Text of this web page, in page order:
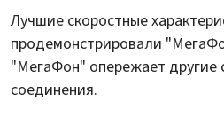
Лучшие скоростные
продемонстрировали
"МегаФон" опережает другие
соединения.